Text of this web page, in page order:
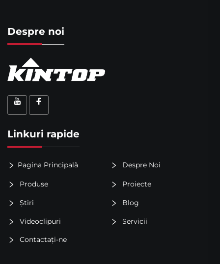
Despre noi
Linkuri rapide
Pagina Principală Despre Noi
Produse Proiecte
Știri Blog
Videoclipuri Servicii
Contactați-ne